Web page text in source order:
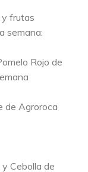
y frutas
semana:
Rojo de
de Agroroca
Cebolla de